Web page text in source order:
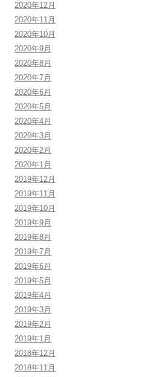
2020年12月
2020年11月
2020年10月
2020年9月
2020年8月
2020年7月
2020年6月
2020年5月
2020年4月
2020年3月
2020年2月
2020年1月
2019年12月
2019年11月
2019年10月
2019年9月
2019年8月
2019年7月
2019年6月
2019年5月
2019年4月
2019年3月
2019年2月
2019年1月
2018年12月
2018年11月